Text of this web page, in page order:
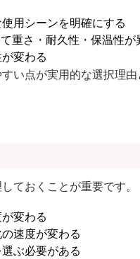
用シーンを明確にする
重さ・耐久性・保温性が
変わる
い点が実用的な選択理由
ておくことが重要です。
変わる
速度が変わる
ぶ必要がある